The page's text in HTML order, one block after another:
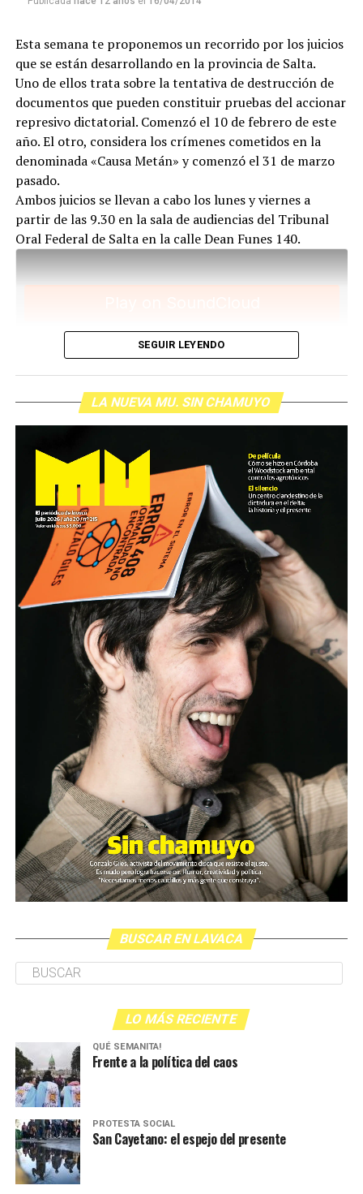
duró el debate oral, se hizo historia de la lucha por la
trabajar, a tener techo, a organizarse.
Para descargar los archivos:www.radiolavaca.org
El noticiero de los juicios es de reproducción libre y
gratuita para todas las emisoras que nos escriban a
infolavaca@yahoo.com.ar
Esta semana te proponemos un recorrido por los juicios
que se están desarrollando en la provincia de Salta.
Uno de ellos trata sobre la tentativa de destrucción de
documentos que pueden constituir pruebas del accionar
represivo dictatorial. Comenzó el 10 de febrero de este
año. El otro, considera los crímenes cometidos en la
denominada «Causa Metán» y comenzó el 31 de marzo
pasado.
Ambos juicios se llevan a cabo los lunes y viernes a
partir de las 9.30 en la sala de audiencias del Tribunal
Oral Federal de Salta en la calle Dean Funes 140.
Para descargar los archivos:www.radiolavaca.org
gratuita para todas las emisoras que nos escriban a
infolavaca@yahoo.com.ar
SEGUIR LEYENDO
LA NUEVA MU. SIN CHAMUYO
BUSCAR EN LAVACA
LO MÁS RECIENTE
QUÉ SEMANITA!
Frente a la política del caos
PROTESTA SOCIAL
San Cayetano: el espejo del presente